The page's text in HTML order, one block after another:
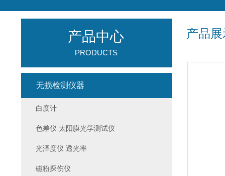
产品
产品中心
PRODUCTS
无损检测仪器
白度计
色差仪 太阳膜光学测试仪
光泽度仪 透光率
磁粉探伤仪